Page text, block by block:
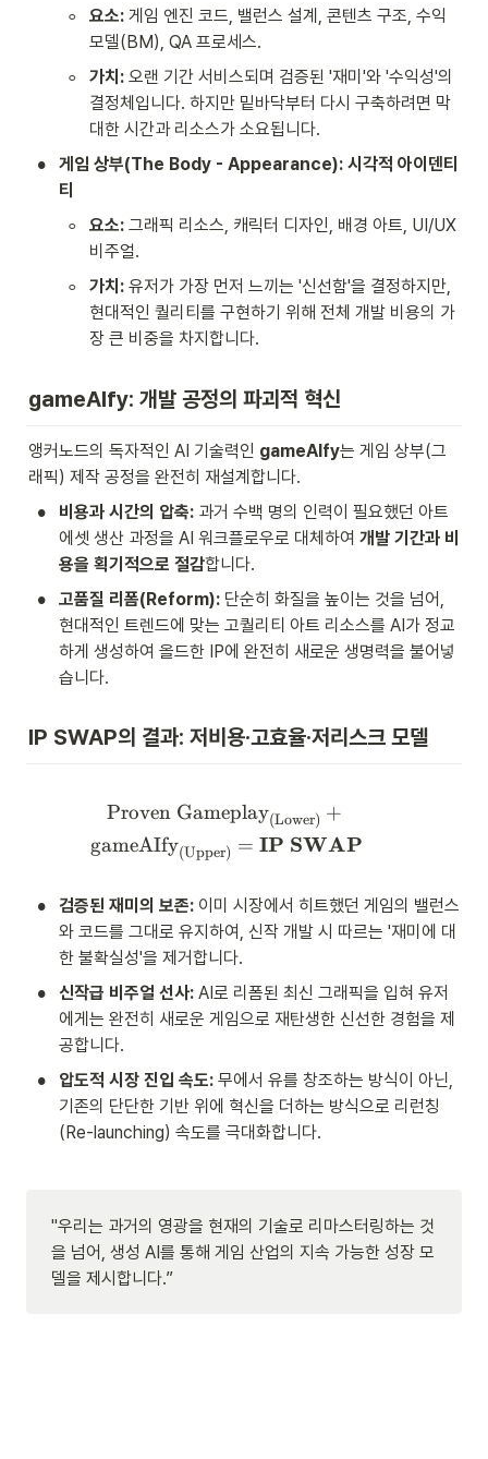
◦ 요소: 게임 엔진 코드, 밸런스 설계, 콘텐츠 구조, 수익
모델(BM), QA 프로세스.
◦ 가치: 오랜 기간 서비스되며 검증된 '재미'와 '수익성'의
결정체입니다. 하지만 밑바닥부터 다시 구축하려면 막
대한 시간과 리소스가 소요됩니다.
•
게임 상부(The Body - Appearance): 시각적 아이덴티
티
◦ 요소: 그래픽 리소스, 캐릭터 디자인, 배경 아트, UI/UX
비주얼.
◦ 가치: 유저가 가장 먼저 느끼는 '신선함'을 결정하지만,
현대적인 퀄리티를 구현하기 위해 전체 개발 비용의 가
장 큰 비중을 차지합니다.
gameAIfy: 개발 공정의 파괴적 혁신
앵커노드의 독자적인 AI 기술력인 gameAIfy는 게임 상부(그
래픽) 제작 공정을 완전히 재설계합니다.
• 비용과 시간의 압축: 과거 수백 명의 인력이 필요했던 아트
에셋 생산 과정을 AI 워크플로우로 대체하여 개발 기간과 비
용을 획기적으로 절감합니다.
• 고품질 리폼(Reform): 단순히 화질을 높이는 것을 넘어,
현대적인 트렌드에 맞는 고퀄리티 아트 리소스를 AI가 정교
하게 생성하여 올드한 IP에 완전히 새로운 생명력을 불어넣
습니다.
IP SWAP의 결과: 저비용·고효율·저리스크 모델
\text{Proven
Proven Gameplay(Lower) +
gameAIfy(Upper) = IP SWAP
• 검증된 재미의 보존: 이미 시장에서 히트했던 게임의 밸런스
와 코드를 그대로 유지하여, 신작 개발 시 따르는 '재미에 대
한 불확실성'을 제거합니다.
• 신작급 비주얼 선사: AI로 리폼된 최신 그래픽을 입혀 유저
에게는 완전히 새로운 게임으로 재탄생한 신선한 경험을 제
공합니다.
• 압도적 시장 진입 속도: 무에서 유를 창조하는 방식이 아닌,
기존의 단단한 기반 위에 혁신을 더하는 방식으로 리런칭
(Re-launching) 속도를 극대화합니다.
"우리는 과거의 영광을 현재의 기술로 리마스터링하는 것
을 넘어, 생성 AI를 통해 게임 산업의 지속 가능한 성장 모
델을 제시합니다.”